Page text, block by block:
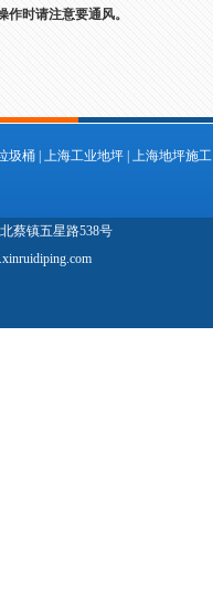
作时请注意要通风。
圾桶 上海工业地坪 上海地坪施工
蔡镇五星路538号